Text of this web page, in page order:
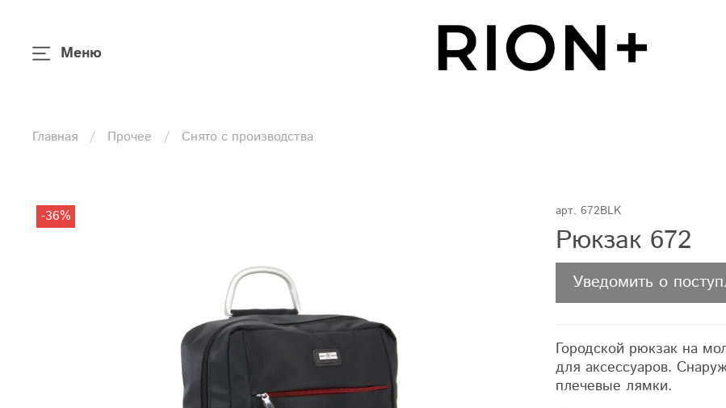
Меню
Главная Прочее Снято с производства
-36% арт. 672BLK
Рюкзак 672
Уведомить о
Городской рюкзак на
для аксессуаров.
плечевые лямки.